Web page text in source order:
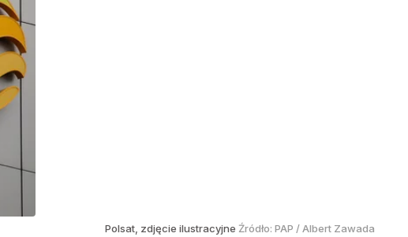
Polsat, zdjęcie ilustracyjne Źródło: PAP /Albert Zawada